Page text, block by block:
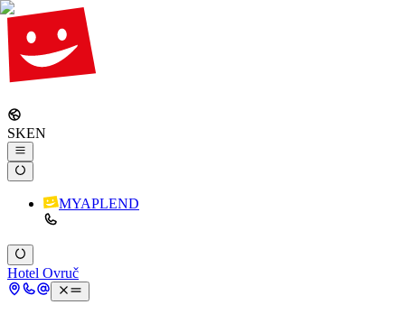
SKEN
MYAPLEND
Hotel Ovruč